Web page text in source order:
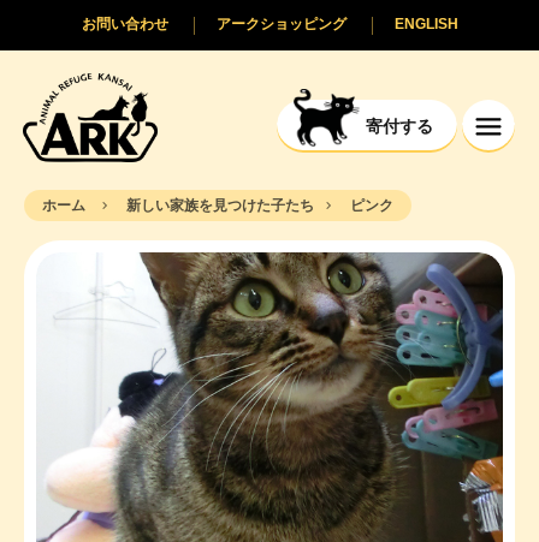
寄付する
ENGLISH
アークショッピング
お問い合わせ
ホーム 新しい家族を見つけた子たち ピンク